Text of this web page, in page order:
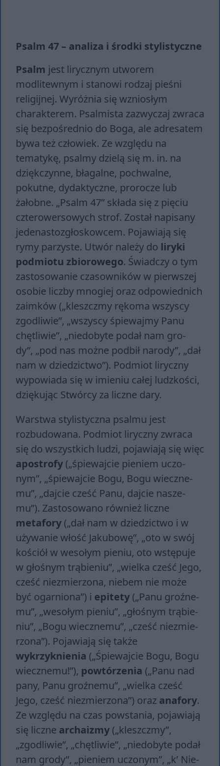
Psalm 47 – analiza i środki stylistyczne
Psalm jest lirycznym utworem
modlitewnym i stanowi rodzaj pieśni
religijnej. Wyróżnia się wzniosłym
charakterem. Psalmista zazwyczaj zwraca
się bezpośrednio do Boga, ale adresatem
bywa też człowiek. Ze względu na
tematykę, psalmy dzielą się m. in. na
dziękczynne, błagalne, pochwalne,
pokutne, dydaktyczne, prorocze lub
żałobne. „Psalm 47” składa się z pięciu
czterowersowych strof. Został napisany
jedenastozgłoskowcem. Pojawiają się
rymy parzyste. Utwór należy do liryki
podmiotu zbiorowego. Świadczy o tym
zastosowanie czasowników w pierwszej
osobie liczby mnogiej oraz odpowiednich
zaimków („kleszcz­my rę­ko­ma wszy­scy
zgo­dli­wie”, „wszy­scy śpie­waj­my Panu
chę­tli­wie”, „nie­do­by­te po­dał nam gro­
dy”, „pod nas moż­ne pod­bił na­ro­dy”, „dał
nam w dzie­dzic­two”). Podmiot liryczny
wypowiada się w imieniu całej ludzkości,
dziękując Stwórcy za liczne dary.
Warstwa stylistyczna psalmu jest
rozbudowana. Podmiot liryczny zwraca
się do wszystkich ludzi, pojawiają się więc
apostrofy („śpie­waj­cie pie­niem uczo­
nym”, „śpie­waj­cie Bogu, Bogu wiecz­ne­
mu”, „daj­cie cześć Panu, daj­cie na­sze­
mu”). Zastosowano również liczne
metafory („dał nam w dzie­dzic­two i w
uży­wa­nie włość Ja­ku­bo­wę”, „oto w swój
ko­ściół w we­so­łym pie­niu, oto wstę­pu­je
w gło­śnym trą­bie­niu”, „wiel­ka cześć Jego,
cześć nie­zmie­rzo­na, nie­bem nie może
być ogar­nio­na”) i epitety („Panu groź­ne­
mu”, „we­so­łym pie­niu”, „gło­śnym trą­bie­
niu”, „Bogu wiecz­ne­mu”, „cześć nie­zmie­
rzo­na”). Pojawiają się także
wykrzyknienia („Śpie­waj­cie Bogu, Bogu
wiecz­ne­mu!”), powtórzenia („Panu nad
pany, Panu groź­ne­mu”, „wiel­ka cześć
Jego, cześć nie­zmie­rzo­na”) oraz anafory.
Ze względu na czas powstania, pojawiają
się liczne archaizmy („kleszcz­my”,
„zgodliwie”, „chę­tli­wie”, „nie­do­by­te po­dał
nam gro­dy”, „pie­niem uczo­nym”, „k’ Nie­